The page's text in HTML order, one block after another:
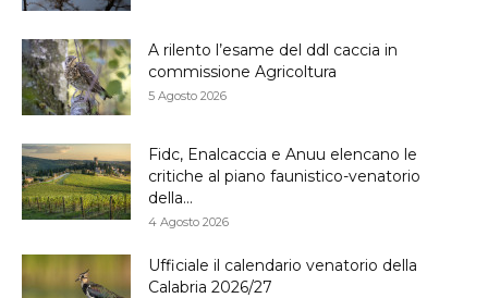
A rilento l’esame del ddl caccia in
commissione Agricoltura
5 Agosto 2026
Fidc, Enalcaccia e Anuu elencano le
critiche al piano faunistico-venatorio
della...
4 Agosto 2026
Ufficiale il calendario venatorio della
Calabria 2026/27